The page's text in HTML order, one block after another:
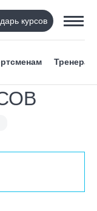
курсов
Тренерам